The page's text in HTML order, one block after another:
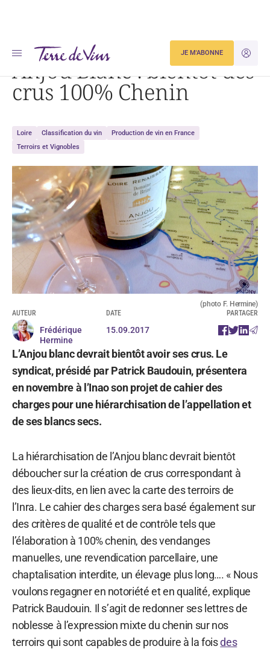
JE
JE M'ABONNE
Accueil Anjou Blanc : bientôt des crus 100% Chenin
Anjou Blanc : bientôt des
crus 100% Chenin
Loire Classification du vin
Production de vin en France
Terroirs et Vignobles
(photo F. Hermine)
AUTEUR
Frédérique
Hermine
DATE
15.09.2017
PARTAGER
L’Anjou blanc devrait bientôt avoir ses crus. Le
syndicat, présidé par Patrick Baudouin, présentera
en novembre à l’Inao son projet de cahier des
charges pour une hiérarchisation de l’appellation et
de ses blancs secs.
La hiérarchisation de l’Anjou blanc devrait bientôt
déboucher sur la création de crus correspondant à
des lieux-dits, en lien avec la carte des terroirs de
l’Inra. Le cahier des charges sera basé également sur
des critères de qualité et de contrôle tels que
l’élaboration à 100% chenin, des vendanges
manuelles, une revendication parcellaire, une
chaptalisation interdite, un élevage plus long…. « Nous
voulons regagner en notoriété et en qualité, explique
Patrick Baudouin. Il s’agit de redonner ses lettres de
noblesse à l’expression mixte du chenin sur nos
terroirs qui sont capables de produire à la foisdes